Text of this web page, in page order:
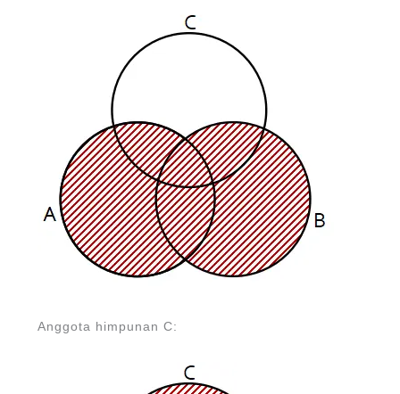
Anggota himpunan C: